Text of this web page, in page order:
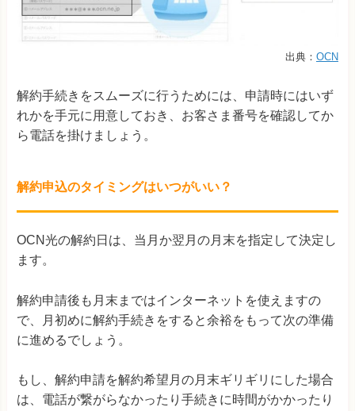
出典： OCN
解約手続きをスムーズに行うためには、申請時にはいず
れかを手元に用意しておき、お客さま番号を確認してか
ら電話を掛けましょう。
解約申込のタイミングはいつがいい？
OCN光の解約日は、当月か翌月の月末を指定して決定し
ます。
解約申請後も月末まではインターネットを使えますの
で、月初めに解約手続きをすると余裕をもって次の準備
に進めるでしょう。
もし、解約申請を解約希望月の月末ギリギリにした場合
は、電話が繋がらなかったり手続きに時間がかかったり